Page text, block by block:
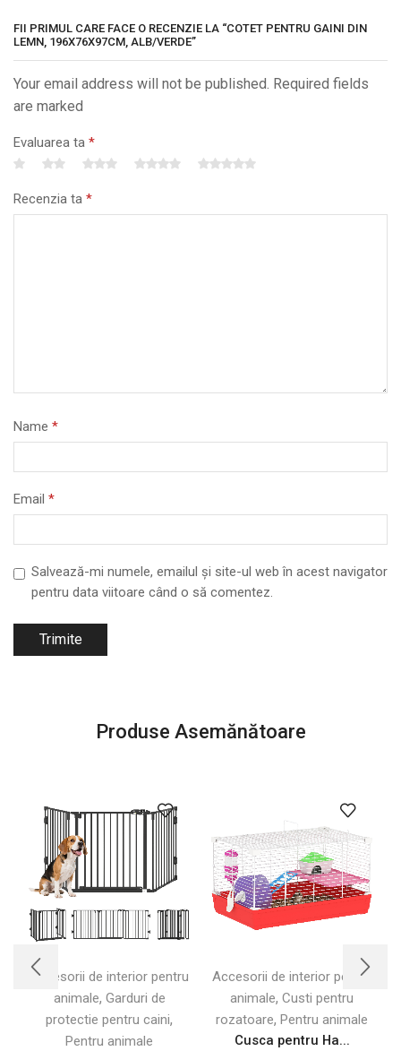
FII PRIMUL CARE FACE O RECENZIE LA “COTET PENTRU GAINI DIN
LEMN, 196X76X97CM, ALB/VERDE”
Your email address will not be published. Required fields
are marked
Evaluarea ta *
Recenzia ta *
Name *
Email *
Salvează-mi numele, emailul și site-ul web în acest navigator
pentru data viitoare când o să comentez.
Produse Asemănătoare
Accesorii de interior pentru
animale, Garduri de
protectie pentru caini,
Pentru animale
Accesorii de interior pentru
animale, Custi pentru
rozatoare, Pentru animale
Cusca pentru Ha...